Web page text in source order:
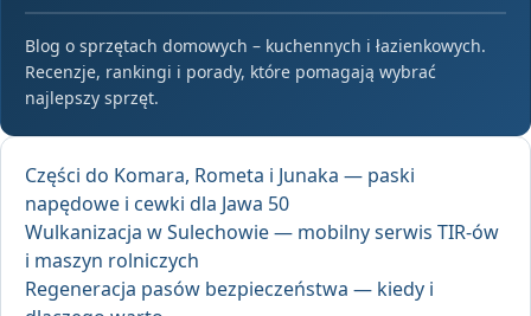
Blog o sprzętach domowych – kuchennych i łazienkowych.
Recenzje, rankingi i porady, które pomagają wybrać
najlepszy sprzęt.
Części do Komara, Rometa i Junaka — paski
napędowe i cewki dla Jawa 50
Wulkanizacja w Sulechowie — mobilny serwis TIR-ów
i maszyn rolniczych
Regeneracja pasów bezpieczeństwa — kiedy i